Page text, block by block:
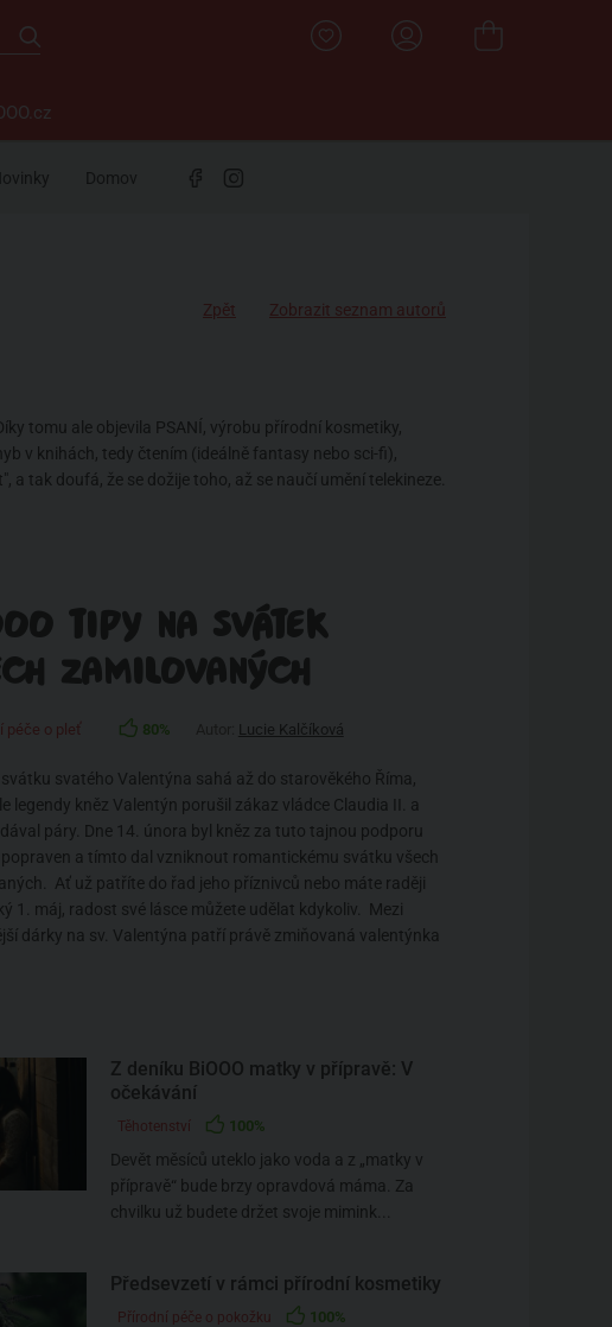
Domov
Zpět Zobrazit seznam autorů
tomu ale objevila PSANÍ, výrobu přírodní kosmetiky,
v knihách, tedy čtením (ideálně fantasy nebo sci-fi),
tak doufá, že se dožije toho, až se naučí umění telekineze.
TIPY NA SVÁTEK
ZAMILOVANÝCH
péče o pleť 80% Lucie Kalčíková
svatého Valentýna sahá až do starověkého Říma,
legendy kněz Valentýn porušil zákaz vládce Claudia II. a
páry. Dne 14. února byl kněz za tuto tajnou podporu
a tímto dal vzniknout romantickému svátku všech
Ať už patříte do řad jeho příznivců nebo máte raději
1. máj, radost své lásce můžete udělat kdykoliv. Mezi
dárky na sv. Valentýna patří právě zmiňovaná valentýnka
Z deníku BiOOO matky v přípravě: V
očekávání
Těhotenství 100%
Devět měsíců uteklo jako voda a z „matky v
přípravě“ bude brzy opravdová máma. Za
chvilku už budete držet svoje mimink...
Předsevzetí v rámci přírodní kosmetiky
Přírodní péče o pokožku 100%